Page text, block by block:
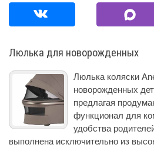
Люлька для новорожденных
Люлька коляски
новорожденных
предлагая
функционал для
удобства
выполнена исключительно из